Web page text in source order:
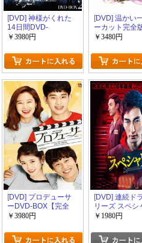
[DVD] 神様がくれた
14日間DVD-
BOX1+2【完全版】
￥3980円
[DVD] 温かい
ーカット完全
BOX1+2【完
￥3480円
[DVD] プロデューサ
ーDVD-BOX【完全
版】(初回生産限定版)
￥3980円
[DVD] 連続ド
リーズ スペシ
ト(初回生産限
￥1980円